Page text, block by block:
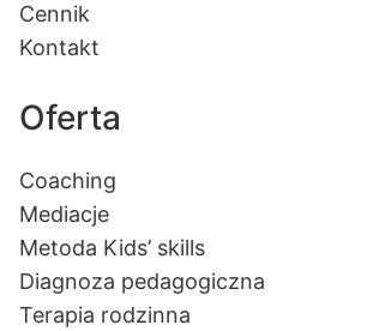
Cennik
Kontakt
Oferta
Coaching
Mediacje
Metoda Kids’ skills
Diagnoza pedagogiczna
Terapia rodzinna